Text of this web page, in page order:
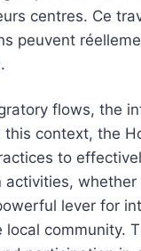
centres. Ce
peuvent
flows, the
context, the
to
lever for
community.